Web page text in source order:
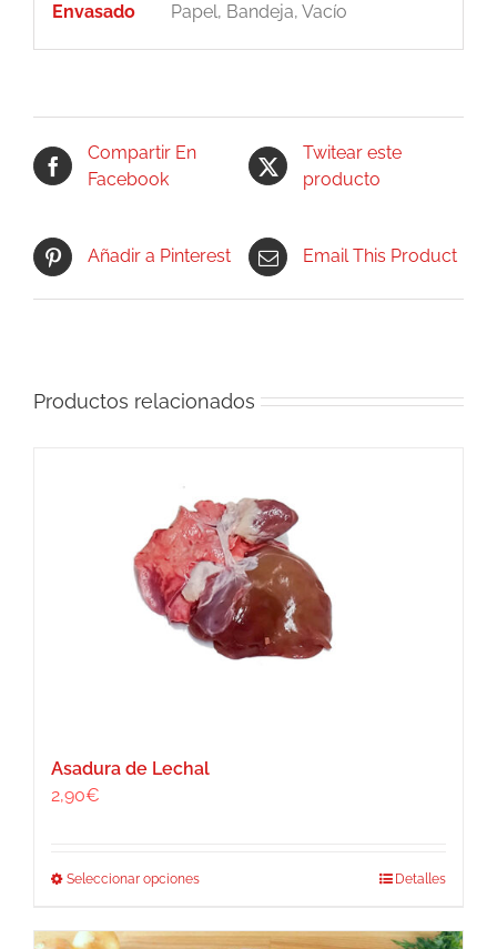
Envasado
Papel, Bandeja, Vacío
Compartir En
Facebook
Twitear este
producto
Añadir a Pinterest Email This Product
Productos relacionados
Asadura de Lechal
2,90€
Seleccionar opcionesEste
tiene
Detalles